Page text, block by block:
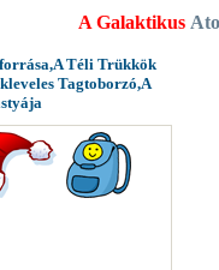
A Galaktikus
Téli Trükkök
Tagtoborzó,A